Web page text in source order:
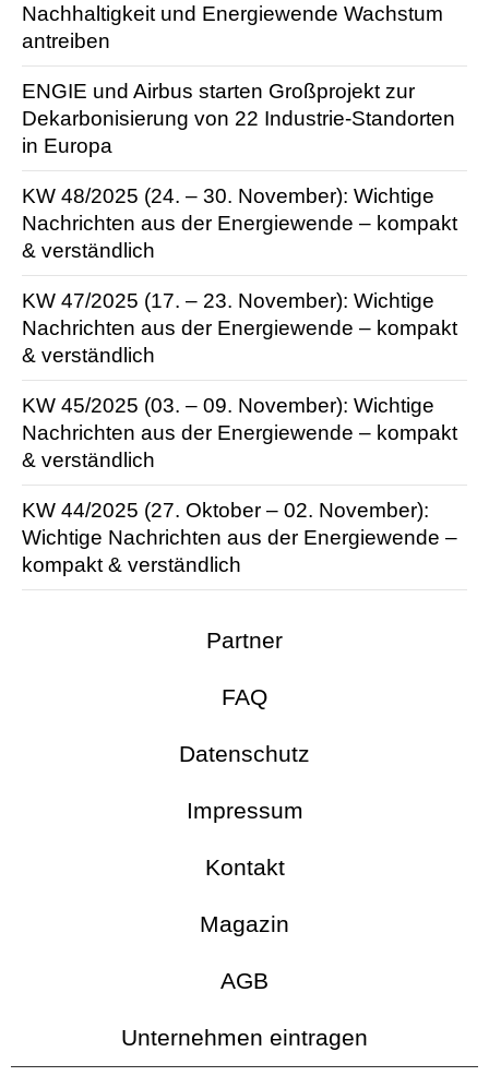
Nachhaltigkeit und Energiewende Wachstum
antreiben
ENGIE und Airbus starten Großprojekt zur
Dekarbonisierung von 22 Industrie-Standorten
in Europa
KW 48/2025 (24. – 30. November): Wichtige
Nachrichten aus der Energie­wende – kompakt
& verständlich
KW 47/2025 (17. – 23. November): Wichtige
Nachrichten aus der Energie­wende – kompakt
& verständlich
KW 45/2025 (03. – 09. November): Wichtige
Nachrichten aus der Energie­wende – kompakt
& verständlich
KW 44/2025 (27. Oktober – 02. November):
Wichtige Nachrichten aus der Energie­wende –
kompakt & verständlich
Partner
FAQ
Datenschutz
Impressum
Kontakt
Magazin
AGB
Unternehmen eintragen